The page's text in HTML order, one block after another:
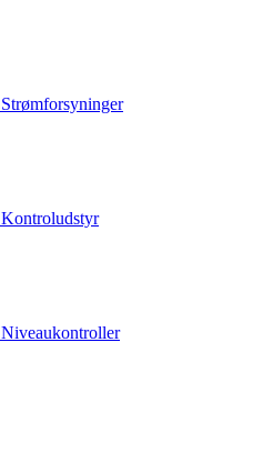
Strømforsyninger
Kontroludstyr
Niveaukontroller